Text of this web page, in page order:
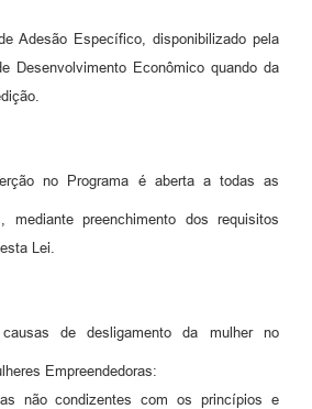
Adesão Específico, disponibilizado pela
Desenvolvimento Econômico quando da
no Programa é aberta a todas as
mediante preenchimento dos requisitos
Lei.
de desligamento da mulher no
Empreendedoras:
não condizentes com os princípios e